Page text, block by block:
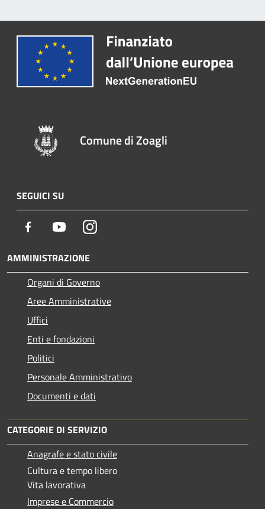
Comune di Zoagli
SEGUICI SU
Facebook YoutubeInstagram
AMMINISTRAZIONE
Organi di Governo
Aree Amministrative
Uffici
Enti e fondazioni
Politici
Personale Amministrativo
Documenti e dati
CATEGORIE DI SERVIZIO
Anagrafe e stato civile
Cultura e tempo libero
Vita lavorativa
Imprese e Commercio